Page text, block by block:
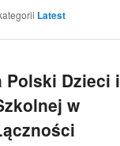
Latest
Polski Dzieci i
w